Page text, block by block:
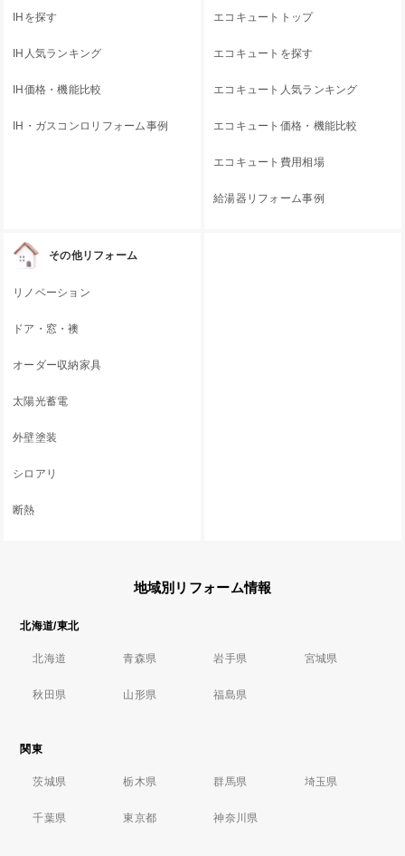
IHを探す
IH人気ランキング
IH価格・機能比較
IH・ガスコンロリフォーム事例
エコキュートトップ
エコキュートを探す
エコキュート人気ランキング
エコキュート価格・機能比較
エコキュート費用相場
給湯器リフォーム事例
その他リフォーム
リノベーション
ドア・窓・襖
オーダー収納家具
太陽光蓄電
外壁塗装
シロアリ
断熱
地域別リフォーム情報
北海道/東北
北海道 青森県 岩手県 宮城県
秋田県 山形県 福島県
関東
茨城県 栃木県 群馬県 埼玉県
千葉県 東京都 神奈川県